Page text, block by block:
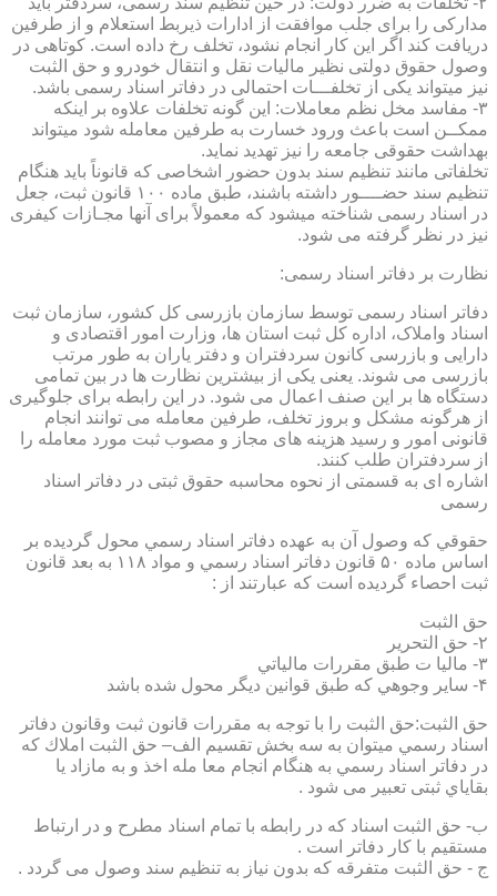
مدارکی را برای جلب موافقت از ادارات ذیربط استعلام و از طرفین
دریافت کند اگر این کار انجام نشود، تخلف رخ داده است. کوتاهی در
وصول حقوق دولتی نظیر مالیات نقل و انتقال خودرو و حق الثبت
نیز میتواند یکی از تخلفـــات احتمالی در دفاتر اسناد رسمی باشد.
۳- مفاسد مخل نظم معاملات: این گونه تخلفات علاوه بر اینکه
ممکــن است باعث ورود خسارت به طرفین معامله شود میتواند
بهداشت حقوقی جامعه را نیز تهدید نماید.
تخلفاتی مانند تنظیم سند بدون حضور اشخاصی که قانوناً باید هنگام
تنظیم سند حضــــور داشته باشند، طبق ماده ۱۰۰ قانون ثبت، جعل
در اسناد رسمی شناخته میشود که معمولاً برای آنها مجـازات کیفری
نیز در نظر گرفته می شود.
نظارت بر دفاتر اسناد رسمی:
دفاتر اسناد رسمی توسط سازمان بازرسی کل کشور، سازمان ثبت
اسناد واملاک، اداره کل ثبت استان ها، وزارت امور اقتصادی و
دارایی و بازرسی کانون سردفتران و دفتر یاران به طور مرتب
بازرسی می شوند. یعنی یکی از بیشترین نظارت ها در بین تمامی
دستگاه ها بر این صنف اعمال می شود. در این رابطه برای جلوگیری
از هرگونه مشکل و بروز تخلف، طرفین معامله می توانند انجام
قانونی امور و رسید هزینه های مجاز و مصوب ثبت مورد معامله را
از سردفتران طلب کنند.
اشاره ای به قسمتی از نحوه محاسبه حقوق ثبتی در دفاتر اسناد
رسمی
حقوقي كه وصول آن به عهده دفاتر اسناد رسمي محول گرديده بر
اساس ماده ۵۰ قانون دفاتر اسناد رسمي و مواد ۱۱۸ به بعد قانون
ثبت احصاء گرديده است كه عبارتند از :
حق الثبت
۲- حق التحرير
۳- ماليا ت طبق مقررات مالياتي
۴- ساير وجوهي كه طبق قوانين ديگر محول شده باشد
حق الثبت:حق الثبت را با توجه به مقررات قانون ثبت وقانون دفاتر
اسناد رسمي ميتوان به سه بخش تقسيم الف– حق الثبت املاك كه
در دفاتر اسناد رسمي به هنگام انجام معا مله اخذ و به مازاد يا
بقاياي ثبتی تعبیر می شود .
ب- حق الثبت اسناد كه در رابطه با تمام اسناد مطرح و در ارتباط
مستقيم با كار دفاتر است .
ج - حق الثبت متفرقه كه بدون نياز به تنظیم سند وصول می گردد .